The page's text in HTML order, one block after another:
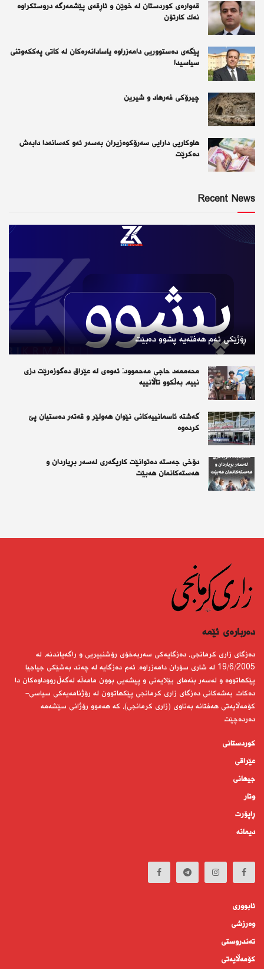
قەوارەی كوردستان لە خوێن و ئاڕقەی پێشمەرگە دروستكراوە
نەك كارتۆن
پێگەی دەستووریی دامەزراوە یاسادانەرەكان لە كاتی پەككەوتنی
سیاسیدا
چیرۆكی فەرهاد و شیرین
هاوکاریی دارایی سەرۆکوەزیران بەسەر ئەو كەسانەدا دابەش
دەکرێت
Recent News
ڕۆژێكی ئەم هەفتەیە پشوو دەبێت
محەممەد حاجی مەحموود: ئەوەی لە عێراق دەگوزەرێت دزی
نییە، بەڵکوو تاڵانییە
گەشتە ئاسمانییەکانی نێوان هەولێر و قەتەر دەستیان پێ
کردەوە
دۆخی جەستە دەتوانێت کاریگەری لەسەر بڕیاردان و
هەستەکانمان هەبێت
دەربارەى ئێمە
دەزگای زاری كرمانجی، دەزگایەكی سەربەخۆی رۆشنبیریی و راگەیاندنە، لە
19/6/2005 لە شاری سۆران دامەزراوە. ئەم دەزگایە لە چەند بەشێكی جیاجیا
پێكهاتووە و لەسەر بنەمای بێلایەنی و پیشەیی بوون مامەڵە لەگەڵ رووداوەكان دا
دەكات. بەشەكانی دەزگای زاری كرمانجی پێكهاتوون لە رۆژنامەیەكی سیاسی-
كۆمەڵایەتی هەفتانە بەناوی (زاری كرمانجی)، كە هەموو رۆژانی سێشەمە
دەردەچێت.
کوردستانى
عێراقی
جیهانى
وتار
ڕاپۆرت
دیمانە
ئابوورى
وەرزشی
تەندروستى
كۆمه‌ڵايه‌تى